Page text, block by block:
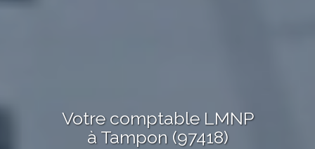
Votre comptable LMNP
à Tampon (97418)